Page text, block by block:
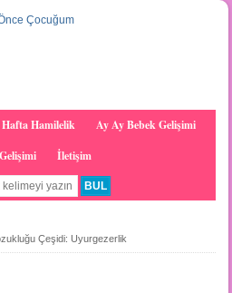
Hamilelik
Ay Ay Bebek Gelişimi
İletişim
Çeşidi: Uyurgezerlik